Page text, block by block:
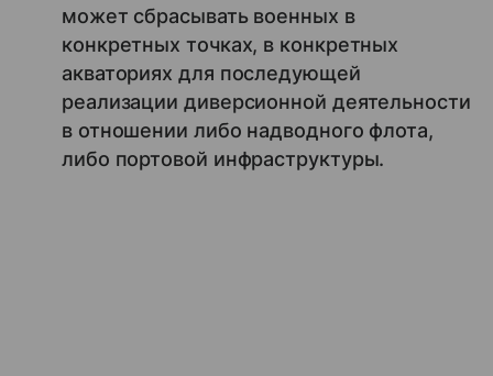
может сбрасывать военных в
конкретных точках, в конкретных
акваториях для последующей
реализации диверсионной деятельности
в отношении либо надводного флота,
либо портовой инфраструктуры.